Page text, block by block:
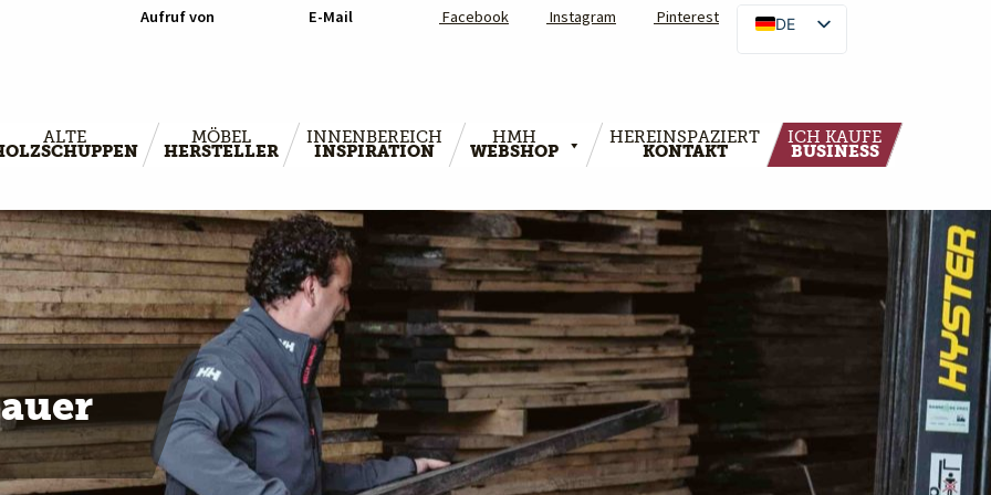
Aufruf von E-Mail Facebook Instagram Pinterest DE
ALTE MÖBEL
HERSTELLER
INNENBEREICH
INSPIRATION
HMH
WEBSHOP
HEREINSPAZIERT
KONTAKT
ICH KAUFE
BUSINESS